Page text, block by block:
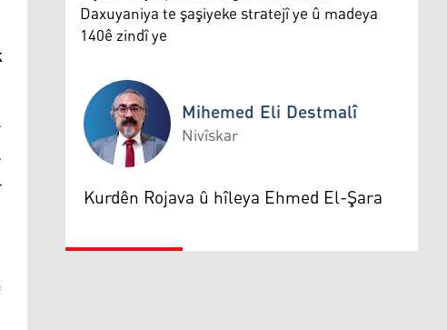
Daxuyaniya te şaşiyeke stratejî ye û madeya
140ê zindî ye
Mihemed Eli Destmalî
Mihemed Eli Destmalî
Nivîskar
Kurdên Rojava û hîleya Ehmed El-Şara